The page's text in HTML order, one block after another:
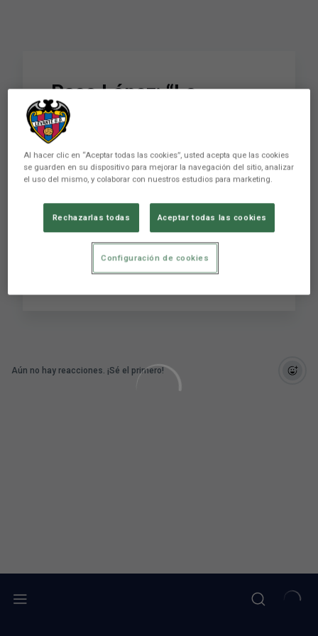
​Paco López; “Lo
fundamental es pensar
en el aquí y en el ahora”
fundamental es pensar en el aquí y en el ahora”,
de la Ciudad Deportiva de Buñol centrando la
atención en riguroso tiempo pr
Aún no hay reacciones. ¡Sé el primero!
Al hacer clic en “Aceptar todas las cookies”, usted acepta que las cookies
se guarden en su dispositivo para mejorar la navegación del sitio, analizar
el uso del mismo, y colaborar con nuestros estudios para marketing.
Rechazarlas todas Aceptar todas las cookies
Configuración de cookies